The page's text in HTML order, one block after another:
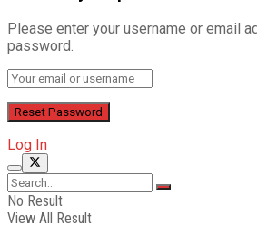
Please enter your username or email
password.
Log In
No Result
View All Result